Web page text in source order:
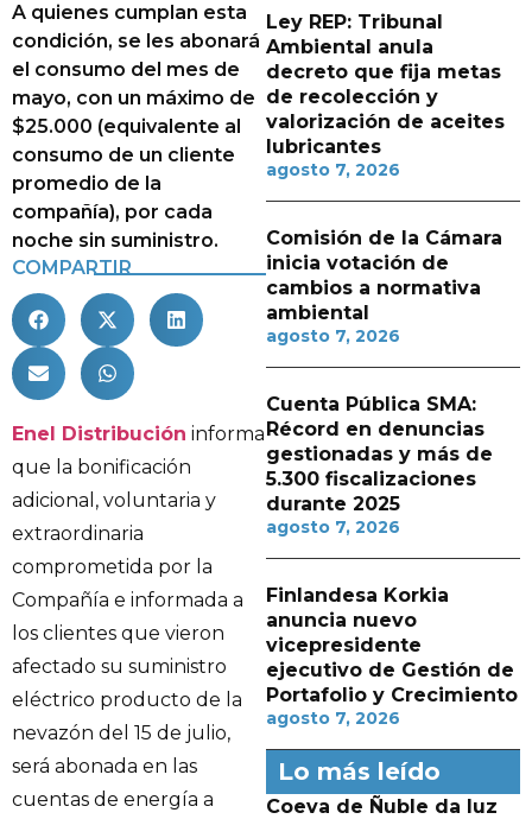
A quienes cumplan esta
condición, se les abonará
el consumo del mes de
mayo, con un máximo de
$25.000 (equivalente al
consumo de un cliente
promedio de la
compañía), por cada
noche sin suministro.
COMPARTIR
Enel Distribución informa
que la bonificación
adicional, voluntaria y
extraordinaria
comprometida por la
Compañía e informada a
los clientes que vieron
afectado su suministro
eléctrico producto de la
nevazón del 15 de julio,
será abonada en las
cuentas de energía a
Ley REP: Tribunal
Ambiental anula
decreto que fija metas
de recolección y
valorización de aceites
lubricantes
agosto 7, 2026
Comisión de la Cámara
inicia votación de
cambios a normativa
ambiental
agosto 7, 2026
Cuenta Pública SMA:
Récord en denuncias
gestionadas y más de
5.300 fiscalizaciones
durante 2025
agosto 7, 2026
Finlandesa Korkia
anuncia nuevo
vicepresidente
ejecutivo de Gestión de
Portafolio y Crecimiento
agosto 7, 2026
Lo más leído
Coeva de Ñuble da luz